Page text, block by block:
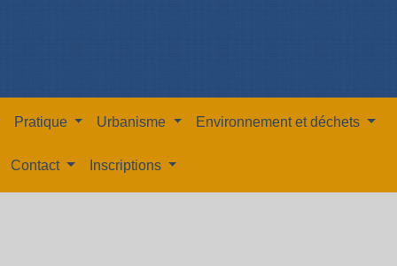
Pratique Urbanisme Environnement et déchets
Contact Inscriptions